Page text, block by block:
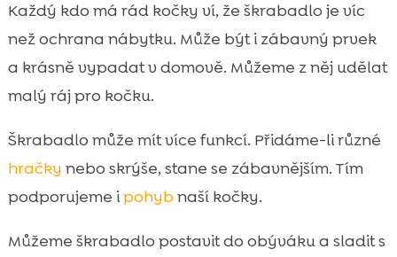
Každý kdo má rád kočky ví, že škrabadlo je víc
než ochrana nábytku. Může být i zábavný prvek
a krásně vypadat v domově. Můžeme z něj udělat
malý ráj pro kočku.
Škrabadlo může mít více funkcí. Přidáme-li různé
hračky nebo skrýše, stane se zábavnějším. Tím
podporujeme ipohybnaší kočky.
Můžeme škrabadlo postavit do obýváku a sladit s